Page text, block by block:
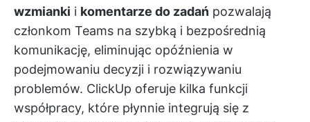
wzmianki i komentarze do zadań pozwalają
członkom Teams na szybką i bezpośrednią
komunikację, eliminując opóźnienia w
podejmowaniu decyzji i rozwiązywaniu
problemów. ClickUp oferuje kilka funkcji
współpracy, które płynnie integrują się z